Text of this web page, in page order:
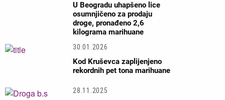
U Beogradu uhapšeno lice
osumnjičeno za prodaju
droge, pronađeno 2,6
kilograma marihuane
30.01.2026
Kod Kruševca zaplijenjeno
rekordnih pet tona marihuane
28.11.2025